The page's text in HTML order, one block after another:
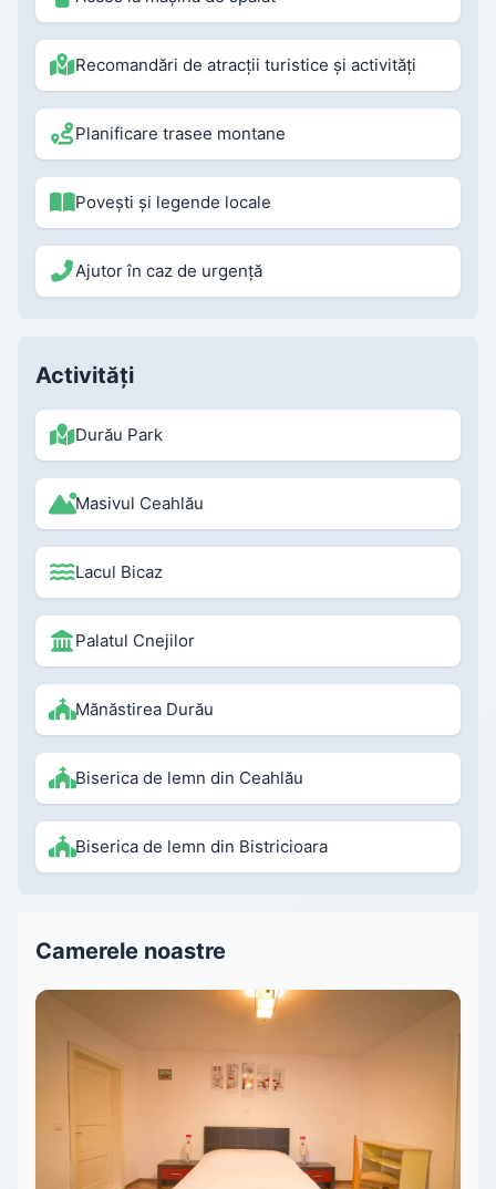
Recomandări de atracții turistice și activități
Planificare trasee montane
Povești și legende locale
Ajutor în caz de urgență
Activități
Durău Park
Masivul Ceahlău
Lacul Bicaz
Palatul Cnejilor
Mănăstirea Durău
Biserica de lemn din Ceahlău
Biserica de lemn din Bistricioara
Camerele noastre